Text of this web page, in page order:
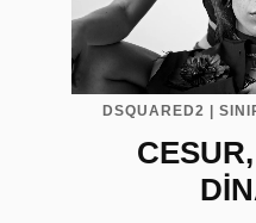
DSQUARED2 |